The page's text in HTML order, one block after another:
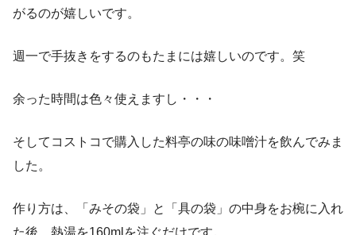
がるのが嬉しいです。
週一で手抜きをするのもたまには嬉しいのです。笑
余った時間は色々使えますし・・・
そしてコストコで購入した料亭の味の味噌汁を飲んでみま
した。
作り方は、「みその袋」と「具の袋」の中身をお椀に入れ
た後、熱湯を160mlを注ぐだけです。